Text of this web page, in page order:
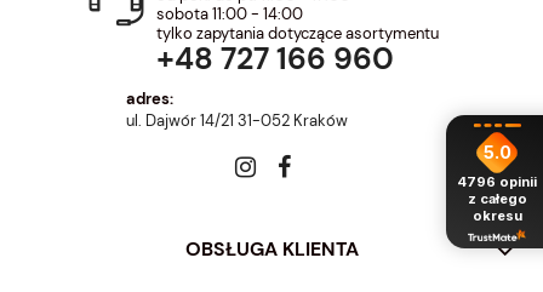
sobota 11:00 - 14:00
tylko zapytania dotyczące asortymentu
+48 727 166 960
adres:
ul. Dajwór 14/21 31-052 Kraków
OBSŁUGA KLIENTA
5.0
4796 opinii
z całego
okresu